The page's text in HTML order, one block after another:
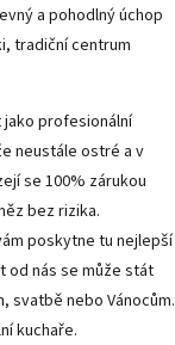
a pohodlný úchop
tradiční centrum
profesionální
neustále ostré a v
se 100% zárukou
bez rizika.
poskytne tu nejlepší
od nás se může stát
svatbě nebo Vánocům.
kuchaře.